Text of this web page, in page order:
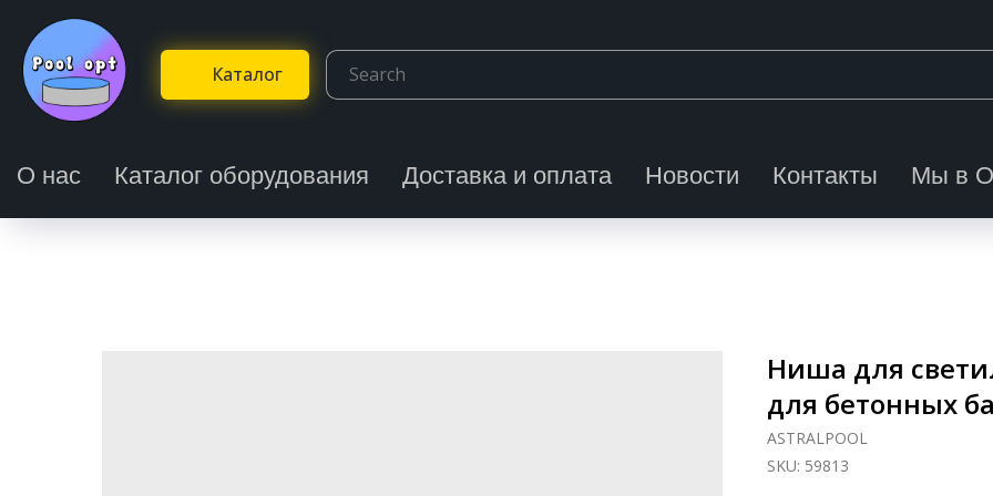
Каталог
О нас Каталог оборудования Доставка и оплата Новости Контакты Мы в
Ниша для
для бетонных
ASTRALPOOL
SKU: 59813